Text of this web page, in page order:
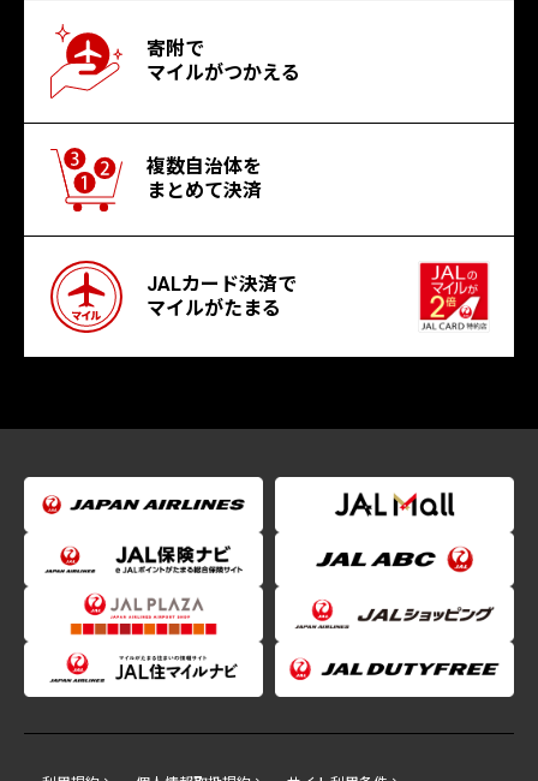
寄附で
マイルがつかえる
複数自治体を
まとめて決済
JALカード決済で
マイルがたまる